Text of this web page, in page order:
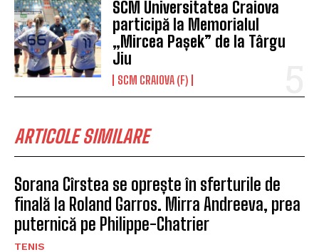
SCM Universitatea Craiova
participă la Memorialul
„Mircea Pașek” de la Târgu
Jiu
SCM CRAIOVA (F)
ARTICOLE SIMILARE
Sorana Cîrstea se oprește în sferturile de
finală la Roland Garros. Mirra Andreeva, prea
puternică pe Philippe-Chatrier
TENIS